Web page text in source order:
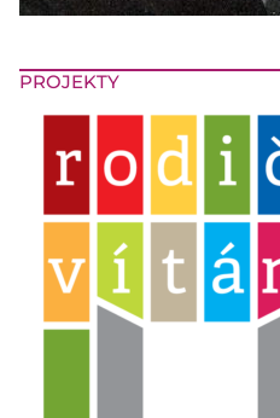
PROJEKTY